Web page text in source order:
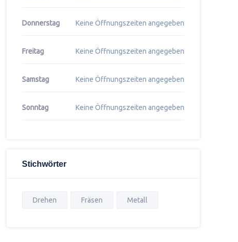
Donnerstag Keine Öffnungszeiten angegeben
Freitag Keine Öffnungszeiten angegeben
Samstag Keine Öffnungszeiten angegeben
Sonntag Keine Öffnungszeiten angegeben
Stichwörter
Drehen Fräsen Metall